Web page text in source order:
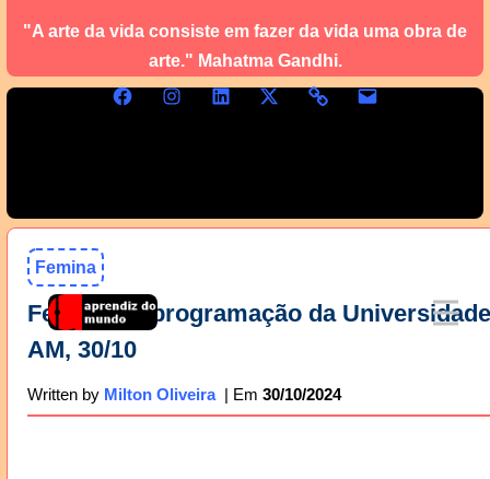
"A arte da vida consiste em fazer da vida uma obra de
arte." Mahatma Gandhi.
Femina
Femina na programação da Universidade
AM, 30/10
Written by Milton Oliveira 30/10/2024